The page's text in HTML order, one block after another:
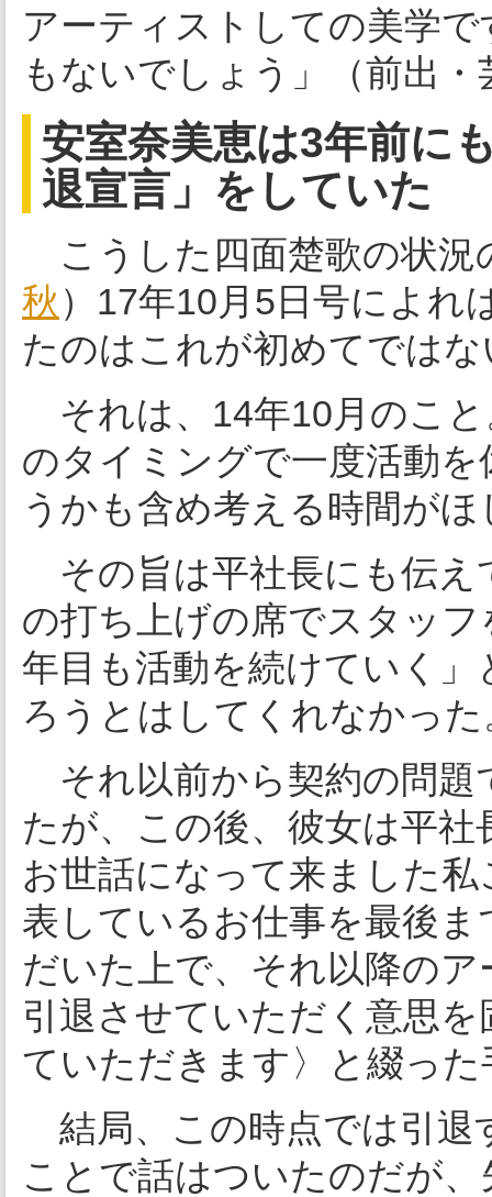
アーティストしての美学
もないでしょう」（前出・
安室奈美恵は3年前に
退宣言」をしていた
こうした四面楚歌の状況
秋 ）17年10月5日号によれ
たのはこれが初めてでは
それは、14年10月のこ
のタイミングで一度活動
うかも含め考える時間が
その旨は平社長にも伝え
の打ち上げの席でスタッ
年目も活動を続けていく
ろうとはしてくれなかった
それ以前から契約の問題
たが、この後、彼女は平
お世話になって来ました
表しているお仕事を最後
だいた上で、それ以降の
引退させていただく意思
ていただきます〉と綴っ
結局、この時点では引退
ことで話はついたのだが